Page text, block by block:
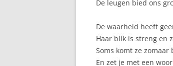
De leugen bied ons
De waarheid heeft
Haar blik is streng en
Soms komt ze
En zet je met een